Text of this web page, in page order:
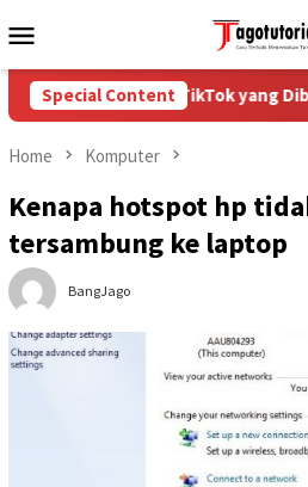
to
Menu
Special Content
Mengatasi Akun TikTok yang
Home Komputer
Kenapa hotspot hp
tersambung ke laptop
BangJago